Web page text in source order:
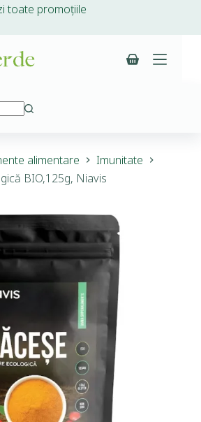
toate promoțiile
alimentare
Imunitate
BIO,125g, Niavis